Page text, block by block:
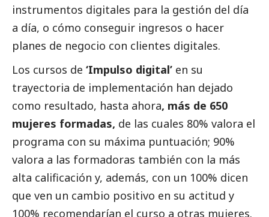
instrumentos digitales para la gestión del día
a día, o cómo conseguir ingresos o hacer
planes de negocio con clientes digitales.
Los cursos de ‘Impulso digital’ en su
trayectoria de implementación han dejado
como resultado, hasta ahora, más de 650
mujeres formadas, de las cuales 80% valora el
programa con su máxima puntuación; 90%
valora a las formadoras también con la más
alta calificación y, además, con un 100% dicen
que ven un cambio positivo en su actitud y
100% recomendarían el curso a otras mujeres.